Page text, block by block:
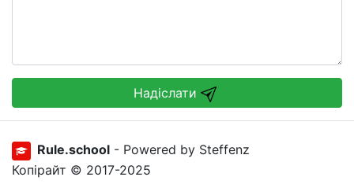
Надіслати
Rule.school - Powered by Steffenz
Копірайт © 2017-2025